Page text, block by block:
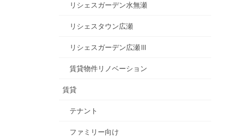
リシェスガーデン水無瀬
リシェスタウン広瀬
リシェスガーデン広瀬Ⅲ
賃貸物件リノベーション
賃貸
テナント
ファミリー向け